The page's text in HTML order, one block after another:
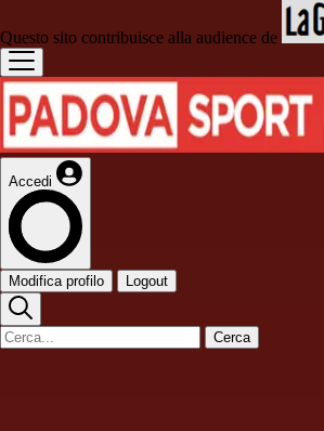
Questo sito contribuisce alla audience de
Accedi
Modifica profilo Logout
Cerca